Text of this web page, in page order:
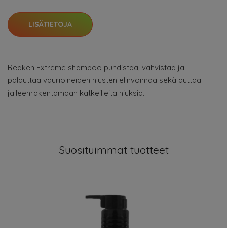
LISÄTIETOJA
Redken Extreme shampoo puhdistaa, vahvistaa ja
palauttaa vaurioineiden hiusten elinvoimaa sekä auttaa
jälleenrakentamaan katkeilleita hiuksia.
Suosituimmat tuotteet